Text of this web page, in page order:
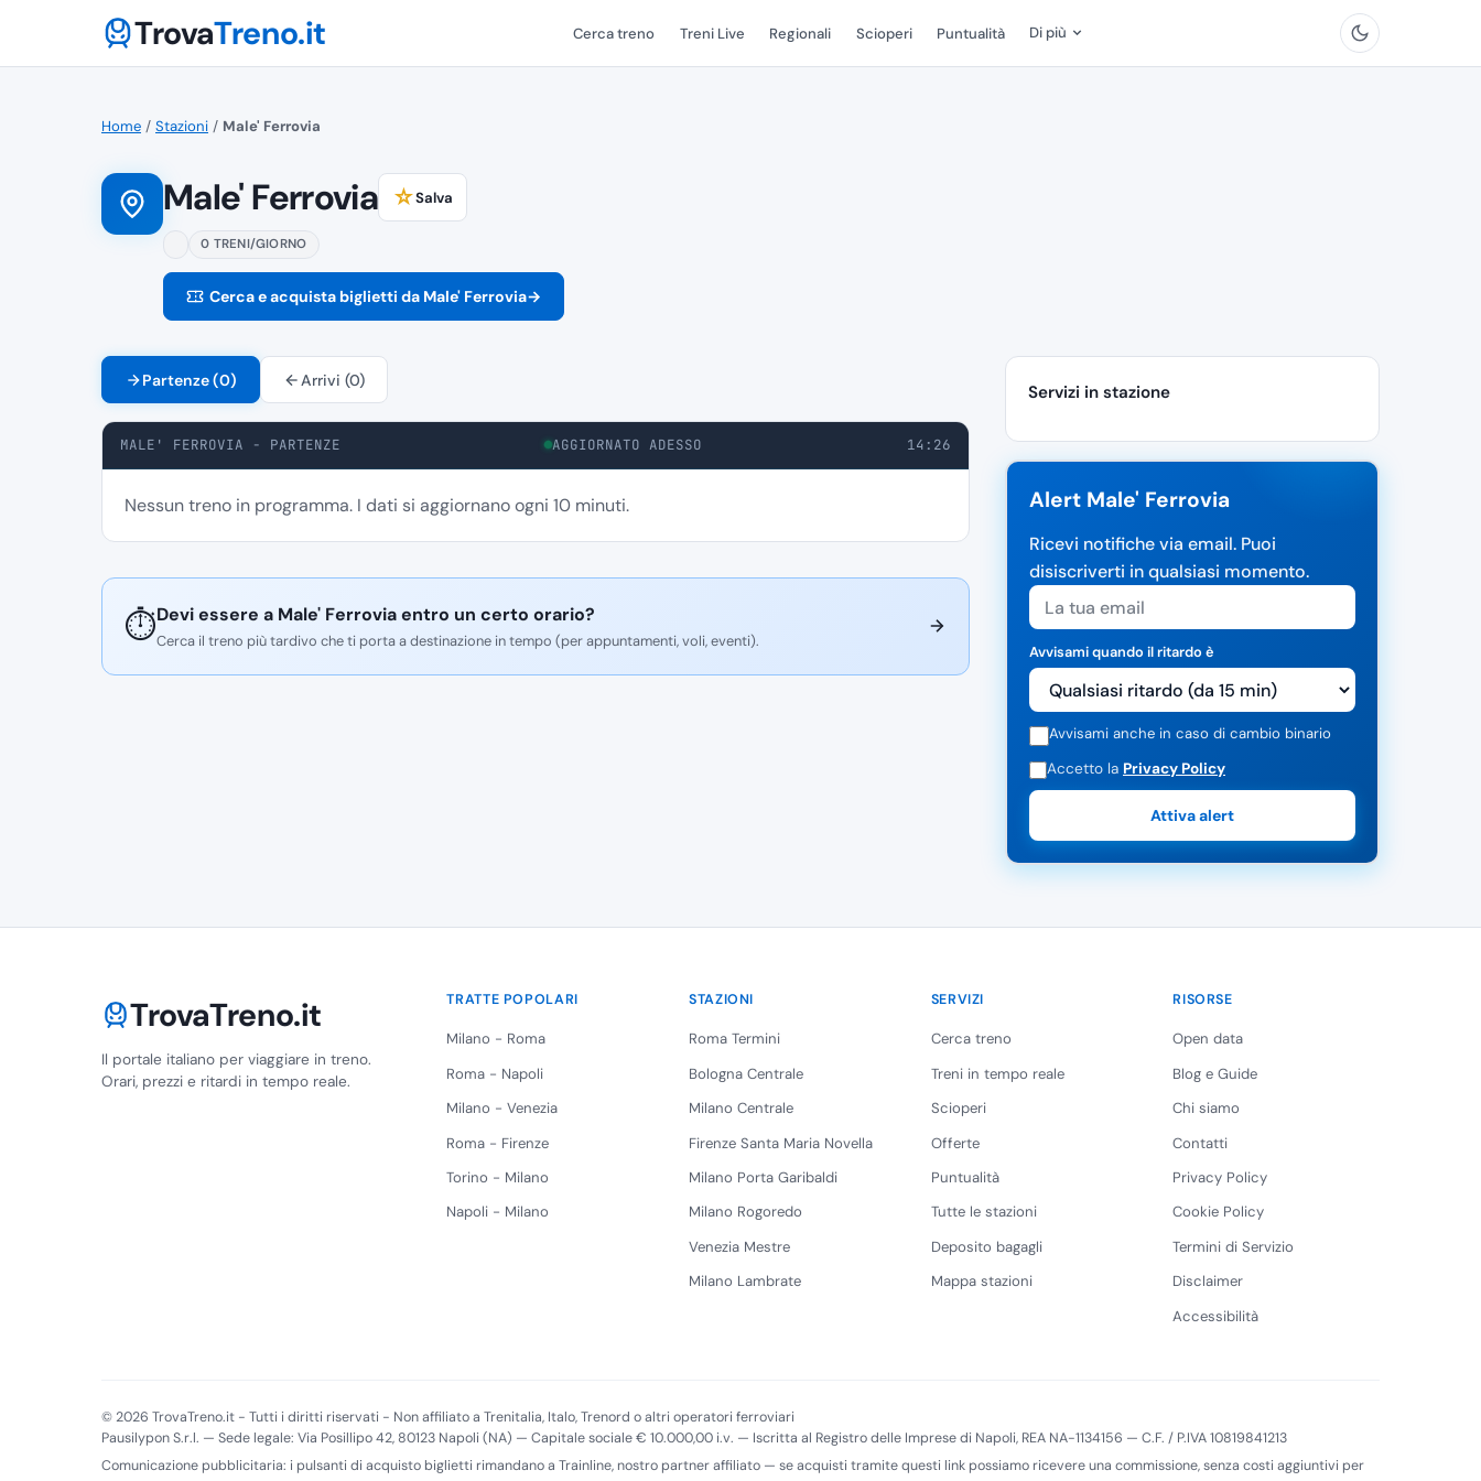
TrovaTreno.it Cerca treno Treni Live Regionali Scioperi Puntualità Di più
Home / Stazioni / Male' Ferrovia
Male' Ferrovia ☆Salva
0 TRENI/GIORNO
Cerca e acquista biglietti da Male' Ferrovia→
Partenze (0) Arrivi (0)
MALE' FERROVIA - PARTENZE AGGIORNATO ADESSO 14:26
Nessun treno in programma. I dati si aggiornano ogni 10 minuti.
⏱️Devi essere a Male' Ferrovia entro un certo orario?
Cerca il treno più tardivo che ti porta a destinazione in tempo (per appuntamenti, voli, eventi).
Servizi in stazione
Alert Male' Ferrovia
Ricevi notifiche via email. Puoi
disiscriverti in qualsiasi momento.
Avvisami quando il ritardo è
Avvisami anche in caso di cambio binario
Accetto la Privacy Policy
Attiva alert
TrovaTreno.it
Il portale italiano per viaggiare in treno.
Orari, prezzi e ritardi in tempo reale.
TRATTE POPOLARI
Milano - Roma
Roma - Napoli
Milano - Venezia
Roma - Firenze
Torino - Milano
Napoli - Milano
STAZIONI
Roma Termini
Bologna Centrale
Milano Centrale
Firenze Santa Maria Novella
Milano Porta Garibaldi
Milano Rogoredo
Venezia Mestre
Milano Lambrate
SERVIZI
Cerca treno
Treni in tempo reale
Scioperi
Offerte
Puntualità
Tutte le stazioni
Deposito bagagli
Mappa stazioni
RISORSE
Open data
Blog e Guide
Chi siamo
Contatti
Privacy Policy
Cookie Policy
Termini di Servizio
Disclaimer
Accessibilità
© 2026 TrovaTreno.it - Tutti i diritti riservati - Non affiliato a Trenitalia, Italo, Trenord o altri operatori ferroviari
Pausilypon S.r.l. — Sede legale: Via Posillipo 42, 80123 Napoli (NA) — Capitale sociale € 10.000,00 i.v. — Iscritta al Registro delle Imprese di Napoli, REA NA-1134156 — C.F. / P.IVA 10819841213
Comunicazione pubblicitaria: i pulsanti di acquisto biglietti rimandano a Trainline, nostro partner affiliato — se acquisti tramite questi link possiamo ricevere una commissione, senza costi aggiuntivi per